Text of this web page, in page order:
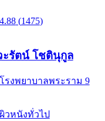
(1475)
ะรัตน์ โชตินุกูล
โรงพยาบาลพระราม 9
ผิวหนังทั่วไป